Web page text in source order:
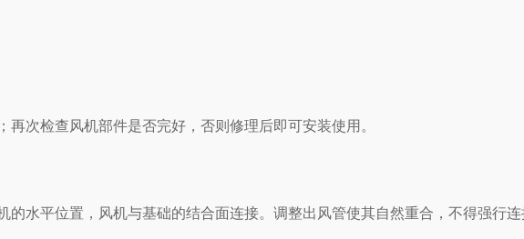
次检查风机部件是否完好，否则修理后即可安装使用。
水平位置，风机与基础的结合面连接。调整出风管使其自然重合，不得强行连